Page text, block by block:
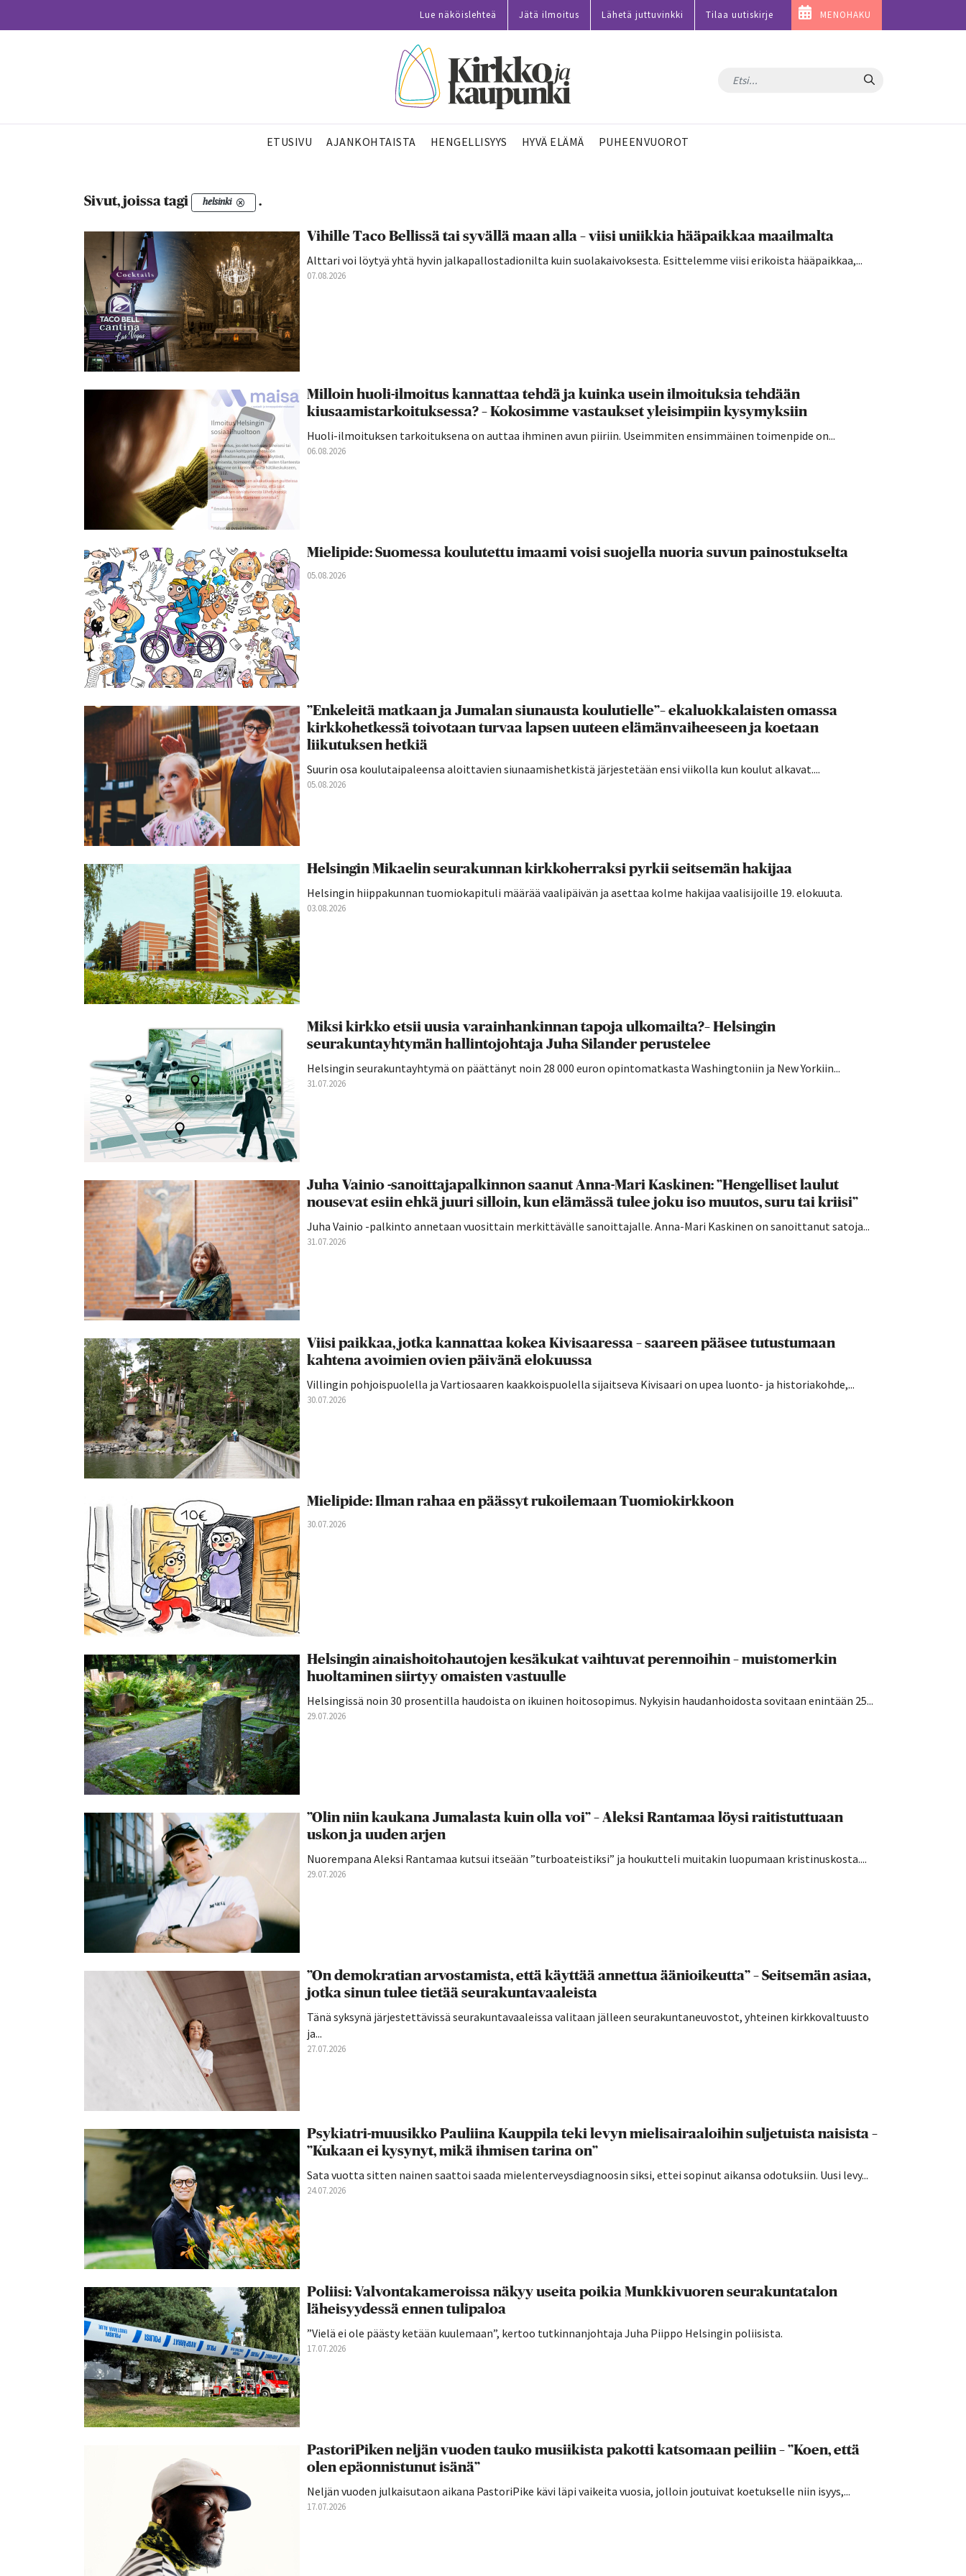
Lue näköislehteä Jätä ilmoitus Lähetä juttuvinkki Tilaa uutiskirje MENOHAKU
Hae
ETUSIVU AJANKOHTAISTA HENGELLISYYS HYVÄ ELÄMÄ PUHEENVUOROT
Sivut, joissa tagi helsinki .
Vihille Taco Bellissä tai syvällä maan alla – viisi uniikkia hääpaikkaa maailmalta
Alttari voi löytyä yhtä hyvin jalkapallostadionilta kuin suolakaivoksesta. Esittelemme viisi erikoista hääpaikkaa,...
07.08.2026
Milloin huoli-ilmoitus kannattaa tehdä ja kuinka usein ilmoituksia tehdään
kiusaamistarkoituksessa? – Kokosimme vastaukset yleisimpiin kysymyksiin
Huoli-ilmoituksen tarkoituksena on auttaa ihminen avun piiriin. Useimmiten ensimmäinen toimenpide on...
06.08.2026
Mielipide: Suomessa koulutettu imaami voisi suojella nuoria suvun painostukselta
05.08.2026
”Enkeleitä matkaan ja Jumalan siunausta koulutielle”– ekaluokkalaisten omassa
kirkkohetkessä toivotaan turvaa lapsen uuteen elämänvaiheeseen ja koetaan
liikutuksen hetkiä
Suurin osa koulutaipaleensa aloittavien siunaamishetkistä järjestetään ensi viikolla kun koulut alkavat....
05.08.2026
Helsingin Mikaelin seurakunnan kirkkoherraksi pyrkii seitsemän hakijaa
Helsingin hiippakunnan tuomiokapituli määrää vaalipäivän ja asettaa kolme hakijaa vaalisijoille 19. elokuuta.
03.08.2026
Miksi kirkko etsii uusia varainhankinnan tapoja ulkomailta?– Helsingin
seurakuntayhtymän hallintojohtaja Juha Silander perustelee
Helsingin seurakuntayhtymä on päättänyt noin 28 000 euron opintomatkasta Washingtoniin ja New Yorkiin...
31.07.2026
Juha Vainio -sanoittajapalkinnon saanut Anna-Mari Kaskinen: ”Hengelliset laulut
nousevat esiin ehkä juuri silloin, kun elämässä tulee joku iso muutos, suru tai kriisi”
Juha Vainio -palkinto annetaan vuosittain merkittävälle sanoittajalle. Anna-Mari Kaskinen on sanoittanut satoja...
31.07.2026
Viisi paikkaa, jotka kannattaa kokea Kivisaaressa – saareen pääsee tutustumaan
kahtena avoimien ovien päivänä elokuussa
Villingin pohjoispuolella ja Vartiosaaren kaakkoispuolella sijaitseva Kivisaari on upea luonto- ja historiakohde,...
30.07.2026
Mielipide: Ilman rahaa en päässyt rukoilemaan Tuomiokirkkoon
30.07.2026
Helsingin ainaishoitohautojen kesäkukat vaihtuvat perennoihin – muistomerkin
huoltaminen siirtyy omaisten vastuulle
Helsingissä noin 30 prosentilla haudoista on ikuinen hoitosopimus. Nykyisin haudanhoidosta sovitaan enintään 25...
29.07.2026
”Olin niin kaukana Jumalasta kuin olla voi” – Aleksi Rantamaa löysi raitistuttuaan
uskon ja uuden arjen
Nuorempana Aleksi Rantamaa kutsui itseään ”turboateistiksi” ja houkutteli muitakin luopumaan kristinuskosta....
29.07.2026
”On demokratian arvostamista, että käyttää annettua äänioikeutta” – Seitsemän asiaa,
jotka sinun tulee tietää seurakuntavaaleista
Tänä syksynä järjestettävissä seurakuntavaaleissa valitaan jälleen seurakuntaneuvostot, yhteinen kirkkovaltuusto
ja...
27.07.2026
Psykiatri-muusikko Pauliina Kauppila teki levyn mielisairaaloihin suljetuista naisista –
”Kukaan ei kysynyt, mikä ihmisen tarina on”
Sata vuotta sitten nainen saattoi saada mielenterveysdiagnoosin siksi, ettei sopinut aikansa odotuksiin. Uusi levy...
24.07.2026
Poliisi: Valvontakameroissa näkyy useita poikia Munkkivuoren seurakuntatalon
läheisyydessä ennen tulipaloa
”Vielä ei ole päästy ketään kuulemaan”, kertoo tutkinnanjohtaja Juha Piippo Helsingin poliisista.
17.07.2026
PastoriPiken neljän vuoden tauko musiikista pakotti katsomaan peiliin – ”Koen, että
olen epäonnistunut isänä”
Neljän vuoden julkaisutaon aikana PastoriPike kävi läpi vaikeita vuosia, jolloin joutuivat koetukselle niin isyys,...
17.07.2026